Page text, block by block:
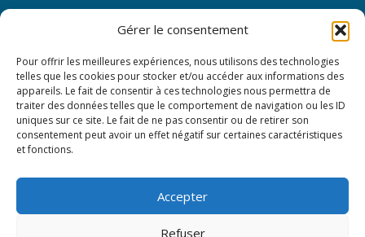
Gérer le consentement
Pour offrir les meilleures expériences, nous utilisons des technologies
telles que les cookies pour stocker et/ou accéder aux informations des
appareils. Le fait de consentir à ces technologies nous permettra de
traiter des données telles que le comportement de navigation ou les ID
uniques sur ce site. Le fait de ne pas consentir ou de retirer son
consentement peut avoir un effet négatif sur certaines caractéristiques
et fonctions.
Accepter
Refuser
Informations
Questions fréquentes
Les avantages de la LOA
Les étapes du leasing de matériel
de restauration
Mentions Légales
Protection des données – RGPD